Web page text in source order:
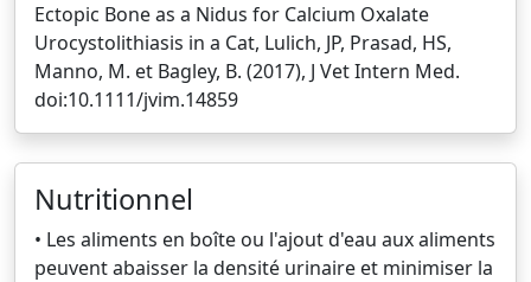
Ectopic Bone as a Nidus for Calcium Oxalate
Urocystolithiasis in a Cat, Lulich, JP, Prasad, HS,
Manno, M. et Bagley, B. (2017), J Vet Intern Med.
doi:10.1111/jvim.14859
Nutritionnel
• Les aliments en boîte ou l'ajout d'eau aux aliments
peuvent abaisser la densité urinaire et minimiser la